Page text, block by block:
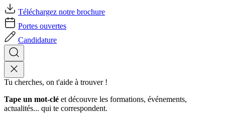
Téléchargez notre brochure
Portes ouvertes
Candidature
Tu cherches, on t'aide à trouver !
Tape un mot-clé et découvre les formations, événements,
actualités... qui te correspondent.